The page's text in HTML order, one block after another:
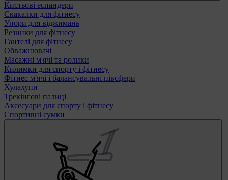
Кистьові еспандери
Скакалки для фітнесу
Упори для віджимань
Резинки для фітнесу
Гантелі для фітнесу
Обважнювачі
Масажні м'ячі та ролики
Килимки для спорту і фітнесу
Фітнес м'ячі і балансувальні півсфери
Хулахупи
Трекінгові палиці
Аксесуари для спорту і фітнесу
Спортивні сумки